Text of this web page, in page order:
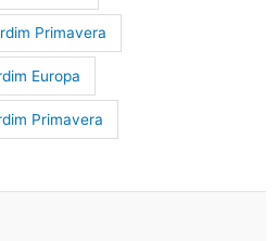
Primavera
Europa
Primavera